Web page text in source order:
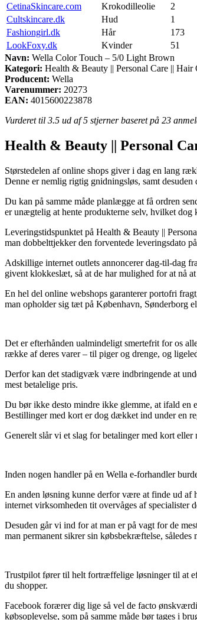
CetinaSkincare.com
Krokodilleolie 2
Cultskincare.dk
Hud 1
Fashiongirl.dk
Hår 173
LookFoxy.dk
Kvinder 51
Navn: Wella Color Touch – 5/0 Light Brown
Kategori: Health & Beauty || Personal Care ||
Producent: Wella
Varenummer: 20273
EAN: 4015600223878
Vurderet til 3.5 ud af 5 stjerner baseret på 23
Health & Beauty || Personal
Størstedelen af online shops giver i dag en lang
Denne er nemlig rigtig gnidningsløs, samt
Du kan på samme måde planlægge at få ordren
er unægtelig at hente produkterne selv, hvilket
Leveringstidspunktet på Health & Beauty ||
man dobbelttjekker den forventede leveringsdato
Adskillige internet outlets annoncerer dag-til-dag
givent klokkeslæt, så at de har mulighed for at nå
En hel del online webshops garanterer portofri
man opholder sig tæt på København, Sønderborg
Det er efterhånden ualmindeligt smertefrit for os
række af deres varer – til piger og drenge, og
Derfor kan det stadigvæk være indbringende at
mest betalelige pris.
Du bør ikke desto mindre ikke glemme, at ifald en
Bestillinger med kort er dog dækket ind under en
Generelt slår vi et slag for betalinger med kort
Inden nogen handler på en Wella e-forhandler
En anden løsning kunne derfor være at finde ud af
internet virksomheden tit overvåges af
Desuden går vi ind for at man er på vagt for de
man permanent sikrer sin købsbekræftelse,
Trustpilot fører til helt fortræffelige løsninger til at
du shopper.
Facebook forærer dig lige så vel de facto
købsoplevelse, som på samme måde bør tages i